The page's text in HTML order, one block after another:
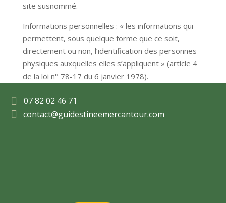
site susnommé.
Informations personnelles : « les informations qui
permettent, sous quelque forme que ce soit,
directement ou non, l’identification des personnes
physiques auxquelles elles s’appliquent » (article 4
de la loi n° 78-17 du 6 janvier 1978).
 07 82 02 46 71
 contact@guidestineemercantour.com